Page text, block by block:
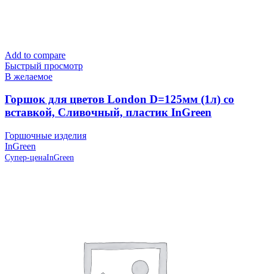
Add to compare
Быстрый просмотр
В желаемое
Горшок для цветов London D=125мм (1л) со
вставкой, Сливочный, пластик InGreen
Горшочные изделия
InGreen
Супер-ценаInGreen